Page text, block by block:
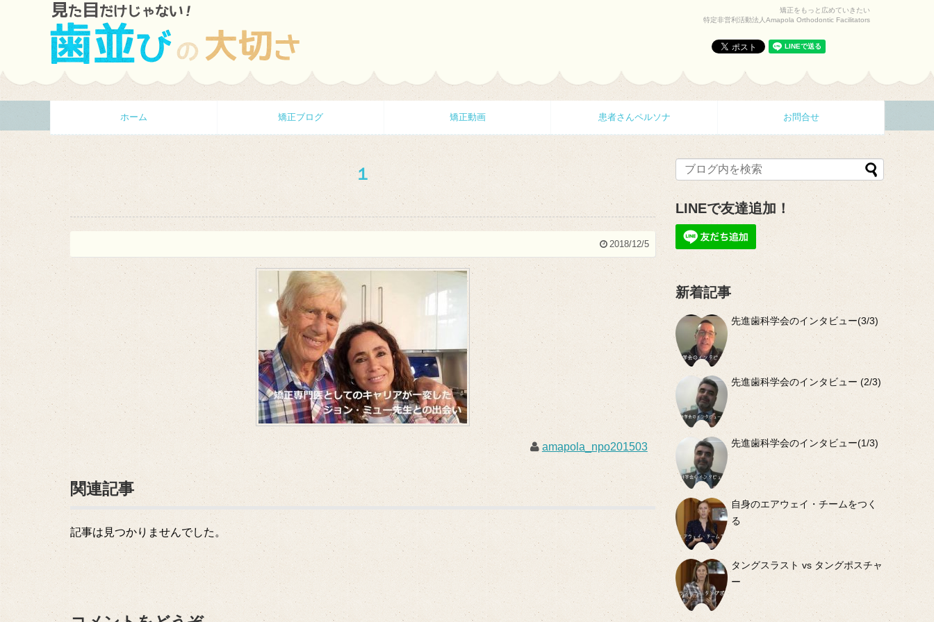
矯正をもっと広めていきたい
特定非営利活動法人Amapola Orthodontic Facilitators
ホーム 矯正ブログ 矯正動画 患者さんペルソナ お問合せ
１
2018/12/5
amapola_npo201503
関連記事
記事は見つかりませんでした。
LINEで友達追加！
新着記事
先進歯科学会のインタビュー(3/3)
先進歯科学会のインタビュー (2/3)
先進歯科学会のインタビュー(1/3)
自身のエアウェイ・チームをつく
る
タングスラスト vs タングポスチャ
ー